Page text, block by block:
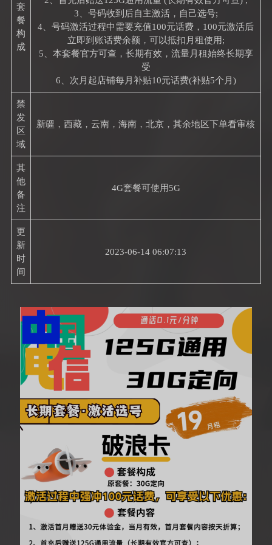
套
餐
构
成
3、号码收到后自主激活，自己选号;
4、号码激活过程中需要充值100元话费，100元激活后
立即到账话费余额，可以抵扣月租使用;
5、本套餐官方可查，长期有效，流量月租始终长期享
受
6、次月起店铺每月补贴10元话费(补贴5个月)
禁
发
区
域
新疆，西藏，云南，海南，北京，其余地区下单看审核
其
他
备
注
4G套餐可使用5G
更
新
时
间
2023-06-14 06:07:13